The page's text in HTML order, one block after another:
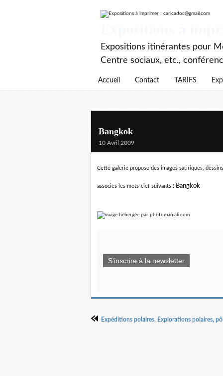
Expositions itinérantes pour
Centre sociaux, etc.,
Accueil Contact TARIFS
Bangkok
10 Avril 2009
Cette galerie propose des images satiriques,
associés les mots-clef suivants : Bangkok
S'inscrire à la newsletter
Expéditions polaires, Explorations polaires,